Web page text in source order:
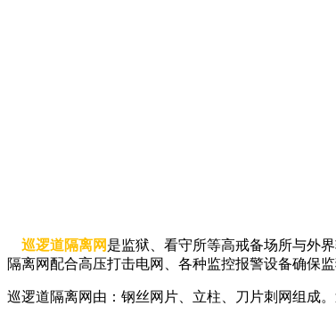
巡逻道隔离网是监狱、看守所等高戒备场所与外
隔离网配合高压打击电网、各种监控报警设备确保监
巡逻道隔离网由：钢丝网片、立柱、刀片刺网组成